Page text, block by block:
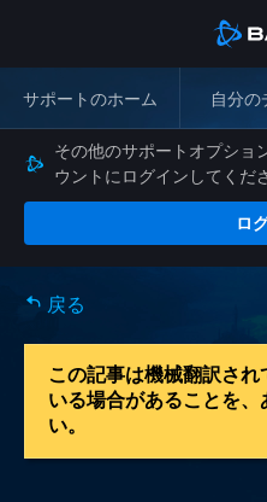
サポートのホーム 自分の
その他のサポートオプショ
ウントにログインしてくだ
ロ
戻る
この記事は機械翻訳さ
いる場合があることを
い。